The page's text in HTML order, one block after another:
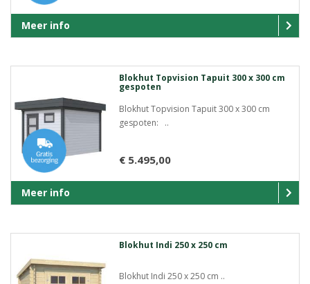
Meer info
Blokhut Topvision Tapuit 300 x 300 cm
gespoten
Blokhut Topvision Tapuit 300 x 300 cm
gespoten: ..
€ 5.495,00
Meer info
Blokhut Indi 250 x 250 cm
Blokhut Indi 250 x 250 cm ..